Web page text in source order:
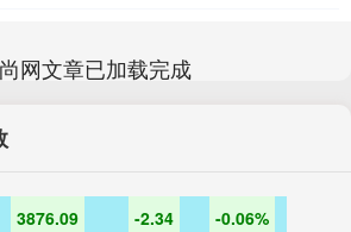
网文章已加载完成
3876.09 -2.34 -0.06%